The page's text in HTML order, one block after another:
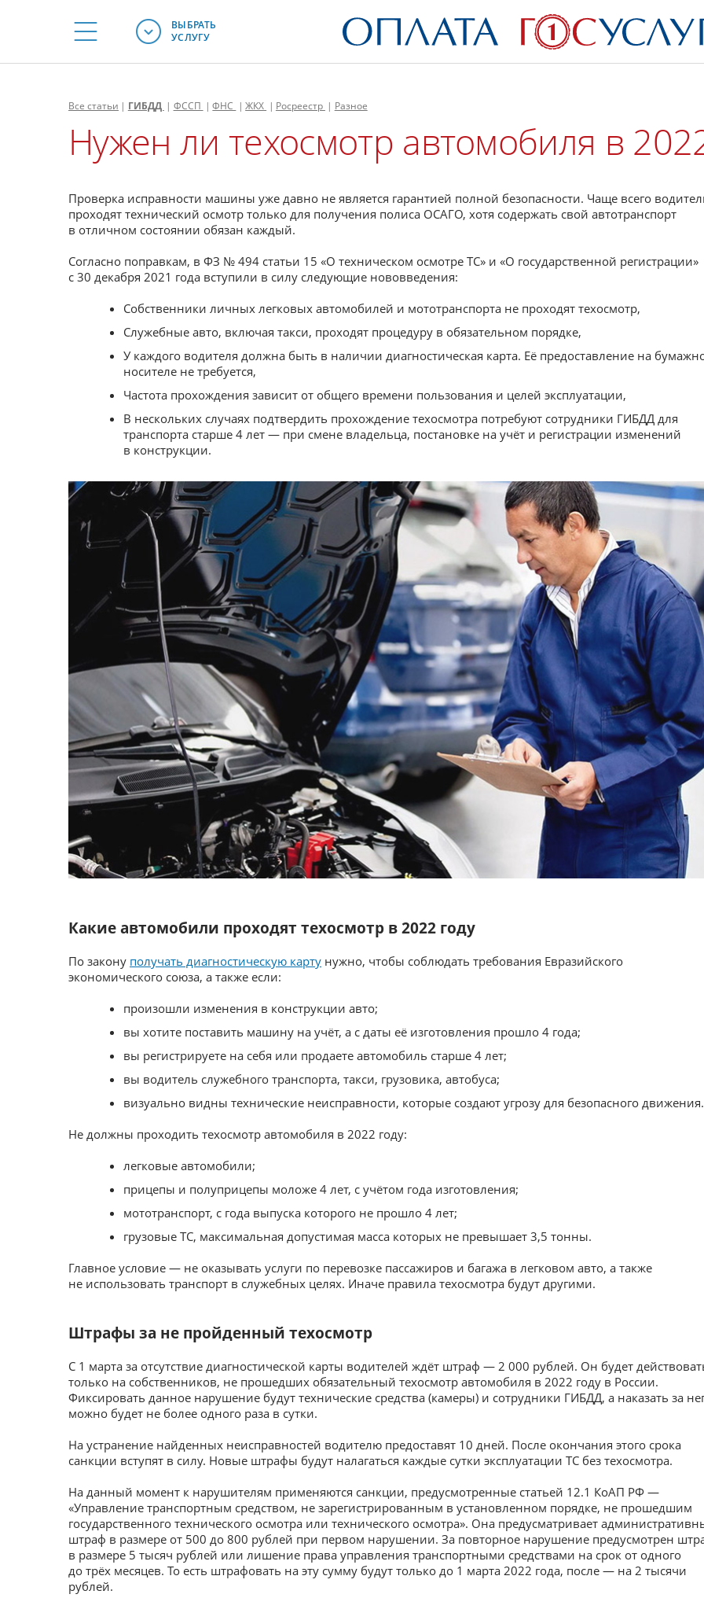
ВЫБРАТЬ
УСЛУГУ
Все статьи | ГИБДД | ФССП | ФНС | ЖКХ | Росреестр | Разное
Нужен ли техосмотр автомобиля в
Проверка исправности машины уже давно не является гарантией полной безопасности. Чаще всего
проходят технический осмотр только для получения полиса ОСАГО, хотя содержать свой автотранспорт
в отличном состоянии обязан каждый.
Согласно поправкам, в ФЗ № 494 статьи 15 «О техническом осмотре ТС» и «О государственной регистрации»
с 30 декабря 2021 года вступили в силу следующие нововведения:
Собственники личных легковых автомобилей и мототранспорта не проходят техосмотр,
Служебные авто, включая такси, проходят процедуру в обязательном порядке,
У каждого водителя должна быть в наличии диагностическая карта. Её предоставление на
носителе не требуется,
Частота прохождения зависит от общего времени пользования и целей эксплуатации,
В нескольких случаях подтвердить прохождение техосмотра потребуют сотрудники ГИБДД для
транспорта старше 4 лет — при смене владельца, постановке на учёт и регистрации изменений
в конструкции.
Какие автомобили проходят техосмотр в 2022 году
По закону получать диагностическую карту нужно, чтобы соблюдать требования Евразийского
экономического союза, а также если:
произошли изменения в конструкции авто;
вы хотите поставить машину на учёт, а с даты её изготовления прошло 4 года;
вы регистрируете на себя или продаете автомобиль старше 4 лет;
вы водитель служебного транспорта, такси, грузовика, автобуса;
визуально видны технические неисправности, которые создают угрозу для безопасного движения.
Не должны проходить техосмотр автомобиля в 2022 году:
легковые автомобили;
прицепы и полуприцепы моложе 4 лет, с учётом года изготовления;
мототранспорт, с года выпуска которого не прошло 4 лет;
грузовые ТС, максимальная допустимая масса которых не превышает 3,5 тонны.
Главное условие — не оказывать услуги по перевозке пассажиров и багажа в легковом авто, а также
не использовать транспорт в служебных целях. Иначе правила техосмотра будут другими.
Штрафы за не пройденный техосмотр
С 1 марта за отсутствие диагностической карты водителей ждёт штраф — 2 000 рублей. Он будет
только на собственников, не прошедших обязательный техосмотр автомобиля в 2022 году в России.
Фиксировать данное нарушение будут технические средства (камеры) и сотрудники ГИБДД, а наказать за
можно будет не более одного раза в сутки.
На устранение найденных неисправностей водителю предоставят 10 дней. После окончания этого срока
санкции вступят в силу. Новые штрафы будут налагаться каждые сутки эксплуатации ТС без техосмотра.
На данный момент к нарушителям применяются санкции, предусмотренные статьей 12.1 КоАП РФ —
«Управление транспортным средством, не зарегистрированным в установленном порядке, не прошедшим
государственного технического осмотра или технического осмотра». Она предусматривает
штраф в размере от 500 до 800 рублей при первом нарушении. За повторное нарушение предусмотрен
в размере 5 тысяч рублей или лишение права управления транспортными средствами на срок от одного
до трёх месяцев. То есть штрафовать на эту сумму будут только до 1 марта 2022 года, после — на 2 тысячи
рублей.